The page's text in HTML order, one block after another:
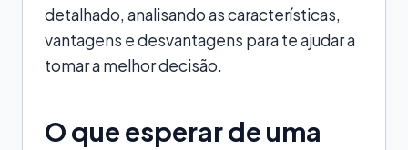
detalhado, analisando as características,
vantagens e desvantagens para te ajudar a
tomar a melhor decisão.
O que esperar de uma